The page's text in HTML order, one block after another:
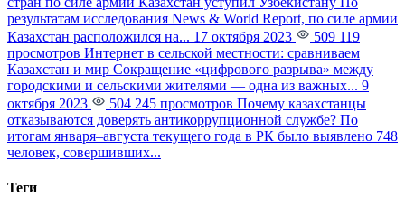
результатам исследования News & World Report, по силе армии
Казахстан расположился на... 17 октября 2023
509 119
просмотров Интернет в сельской местности: сравниваем
Казахстан и мир Сокращение «цифрового разрыва» между
городскими и сельскими жителями — одна из важных... 9
октября 2023
504 245 просмотров Почему казахстанцы
отказываются доверять антикоррупционной службе? По
итогам января–августа текущего года в РК было выявлено 748
человек, совершивших...
Теги